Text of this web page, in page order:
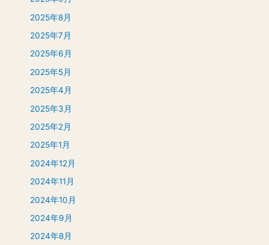
2025年8月
2025年7月
2025年6月
2025年5月
2025年4月
2025年3月
2025年2月
2025年1月
2024年12月
2024年11月
2024年10月
2024年9月
2024年8月